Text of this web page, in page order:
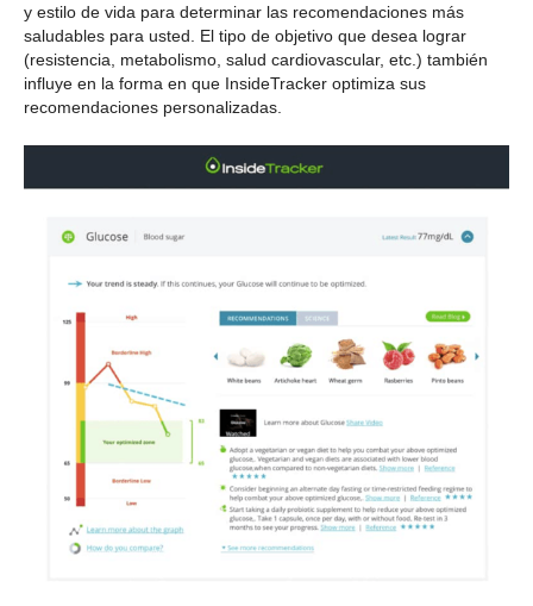
y estilo de vida para determinar las recomendaciones más
saludables para usted. El tipo de objetivo que desea lograr
(resistencia, metabolismo, salud cardiovascular, etc.) también
influye en la forma en que InsideTracker optimiza sus
recomendaciones personalizadas.